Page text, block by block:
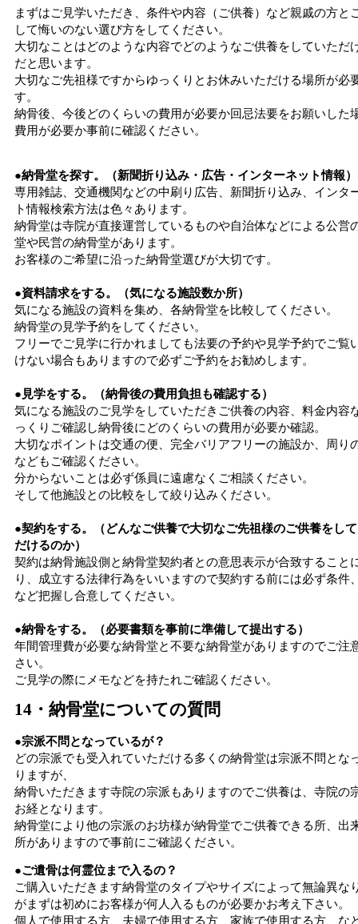
まずはご見学いただき、条件や内容（ご供養）など親戚の方と
して悔いのない選び方をしてください。
大切なことはどのような内容でどのようなご供養をしていただ
だと思います。
大切なご先祖様ですからゆっくりとお休みいただける場所が必
す。
納骨後、今後どのくらいの費用が必要か回忌法要をお願いした
費用が必要か事前に確認ください。
●納骨堂を探す。（新聞折り込み・広告・インターネット情報
専用雑誌、交通機関などの中刷り広告、新聞折り込み、インタ
ト情報検索方法は色々あります。
納骨堂は寺院が直接運営しているものや自治体などによる公営
堂や民営の納骨堂があります。
お客様のご希望に沿った納骨堂選びが大切です。
●資料請求をする。（気になる施設数か所）
気になる施設の資料を集め、各納骨堂を比較してください。
納骨堂の見学予約をしてください。
フリーでご見学に行かれましても法要の予約や見学予約でご覧
けない場合もありますので必ずご予約をお勧めします。
●見学をする。（納骨後の費用負担も確認する）
気になる施設のご見学をしていただきご供養の内容、料金内容
っくりご確認し納骨後にどのくらいの費用が必要か確認。
大切なポイントは交通の便、完全バリアフリーの施設か、周り
などもご確認ください。
分からないことは必ず係員に遠慮なくご相談ください。
そして他施設との比較をして絞り込みください。
●契約をする。（どんなご供養で大切なご先祖様のご供養をし
だけるのか）
契約は納骨施設側と納骨堂契約者との意思表示が合致すること
り、成立する法律行為をいいますので契約する前には必ず条件
など把握し合意してください。
●納骨をする。（必要書類を事前に準備して提出する）
年間管理費が必要な納骨堂と不要な納骨堂がありますのでご注
さい。
ご見学の際にメモなどを持たれご確認ください。
14・納骨堂についての質問
●宗派不問となっているが？
どの宗派でも受入れていただける多くの納骨堂は宗派不問とな
りますが、
納骨いただきます寺院の宗派もありますのでご供養は、寺院の
お経となります。
納骨堂により他の宗派のお坊様が納骨堂でご供養できる所、出
所がありますので事前にご確認ください。
●ご遺骨は何霊位まで入るの？
ご購入いただきます納骨堂のタイプやサイズによって無論異な
がまずは初めにお客様が何人入るものが必要かお考え下さい。
個人で使用する方、夫婦で使用する方、家族で使用する方、な